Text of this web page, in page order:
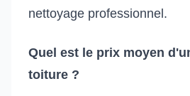
nettoyage professionnel.
Quel est le prix moyen
toiture ?